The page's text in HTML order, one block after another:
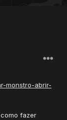
monstro-abrir-
fazer